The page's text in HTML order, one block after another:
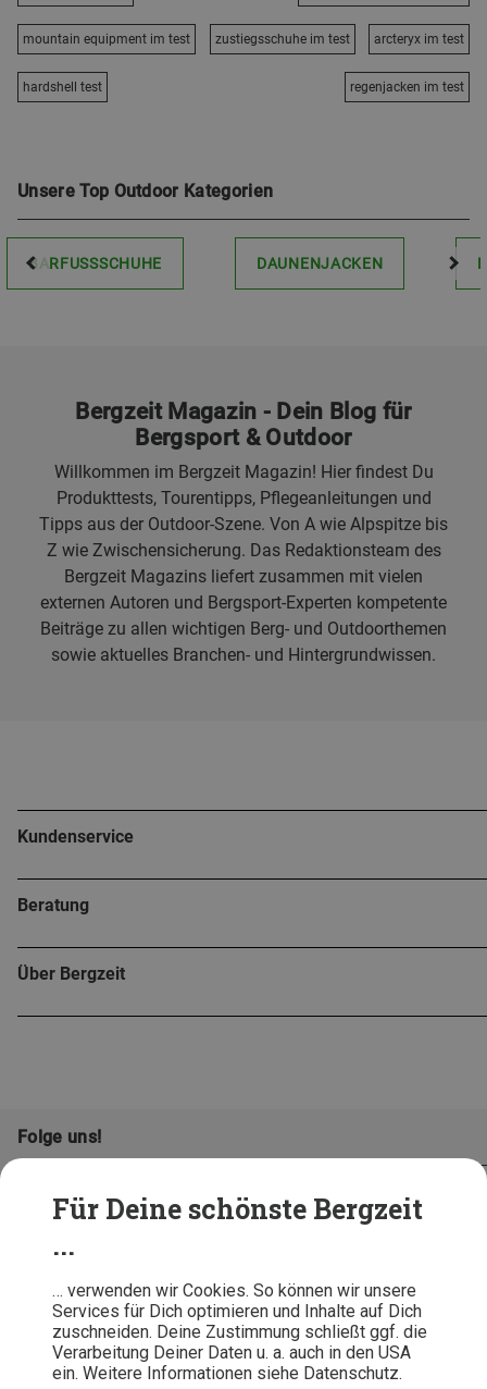
Für Deine schönste Bergzeit
...
… verwenden wir Cookies. So können wir unsere
Services für Dich optimieren und Inhalte auf Dich
zuschneiden. Deine Zustimmung schließt ggf. die
Verarbeitung Deiner Daten u. a. auch in den USA
ein. Weitere Informationen siehe Datenschutz.
mountain equipment im test zustiegsschuhe im test arcteryx im test
hardshell test regenjacken im test
Unsere Top Outdoor Kategorien
BARFUSSSCHUHE DAUNENJACKEN
Bergzeit Magazin - Dein Blog für
Bergsport & Outdoor
Willkommen im Bergzeit Magazin! Hier findest Du
Produkttests, Tourentipps, Pflegeanleitungen und
Tipps aus der Outdoor-Szene. Von A wie Alpspitze bis
Z wie Zwischensicherung. Das Redaktionsteam des
Bergzeit Magazins liefert zusammen mit vielen
externen Autoren und Bergsport-Experten kompetente
Beiträge zu allen wichtigen Berg- und Outdoorthemen
sowie aktuelles Branchen- und Hintergrundwissen.
Kundenservice
Beratung
Über Bergzeit
Folge uns!